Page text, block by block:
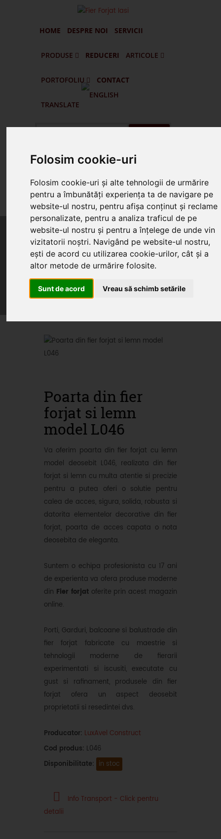
Folosim cookie-uri
Folosim cookie-uri și alte tehnologii de urmărire
pentru a îmbunătăți experiența ta de navigare pe
website-ul nostru, pentru afișa conținut și reclame
personalizate, pentru a analiza traficul de pe
website-ul nostru și pentru a înțelege de unde vin
vizitatorii noștri. Navigând pe website-ul nostru,
ești de acord cu utilizarea cookie-urilor, cât și a
altor metode de urmărire folosite.
Sunt de acord Vreau să schimb setările
HOME DESPRE NOI SERVICII
PRODUSE REDUCERI ARTICOLE
PORTOFOLIU CONTACT
TRANSLATE
Suna Prin WhatsApp
Suna 0745.578.165
Home Produse Oferte
Servicii
Oferte promotionale si
Poarta din fier
forjat si lemn
model L046
Va oferim poarta din fier forjat cu lemn
model deosebit L046, realizata din fier
forjat si lemn cu multa atentie si precizie
pentru a putea oferi o solutie pentru
calea de acces, sigura, solida, robusta si
datorita elementelor decorative din fier
forjat, poarta de acces capata o nota
deosebita de eleganta.
Suntem o echipa profesionista cu 17 ani
de experienta va ofera produse moderne
din Fier forjatoferite prin acest magazin
online.
Porti, Garduri, balcoane si balustrade din
fier forjat fabricate cu maestrie si
tehnologii moderne de fierarii
experimentati si iscusiti, executate cu
gust si rafinament, produsele din fier
forjat ofera un aspect deosebit
proprietatii si resedintei dvs.
Producator: LuxAvel Construct
Cod produs: L046
Disponibilitate: in stoc
Info Transport - Click pentru
detalii